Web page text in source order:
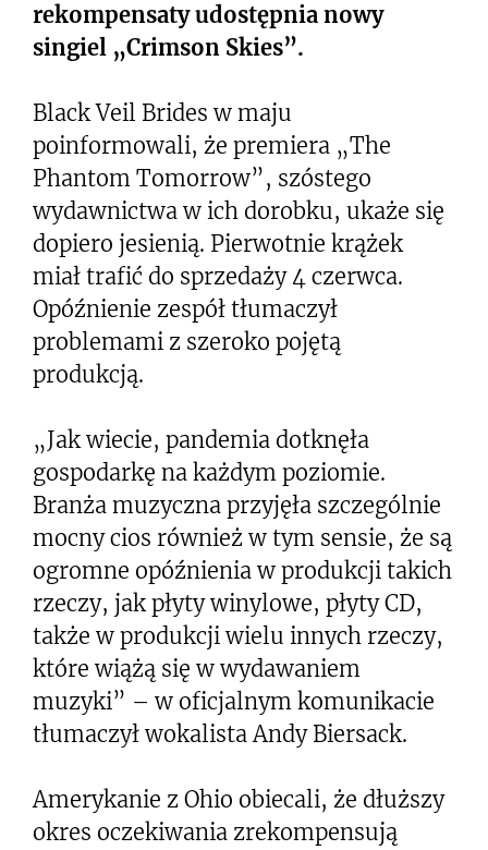
rekompensaty udostępnia nowy
singiel „Crimson Skies”.
Black Veil Brides w maju
poinformowali, że premiera „The
Phantom Tomorrow”, szóstego
wydawnictwa w ich dorobku, ukaże się
dopiero jesienią. Pierwotnie krążek
miał trafić do sprzedaży 4 czerwca.
Opóźnienie zespół tłumaczył
problemami z szeroko pojętą
produkcją.
„Jak wiecie, pandemia dotknęła
gospodarkę na każdym poziomie.
Branża muzyczna przyjęła szczególnie
mocny cios również w tym sensie, że są
ogromne opóźnienia w produkcji takich
rzeczy, jak płyty winylowe, płyty CD,
także w produkcji wielu innych rzeczy,
które wiążą się w wydawaniem
muzyki” – w oficjalnym komunikacie
tłumaczył wokalista Andy Biersack.
Amerykanie z Ohio obiecali, że dłuższy
okres oczekiwania zrekompensują